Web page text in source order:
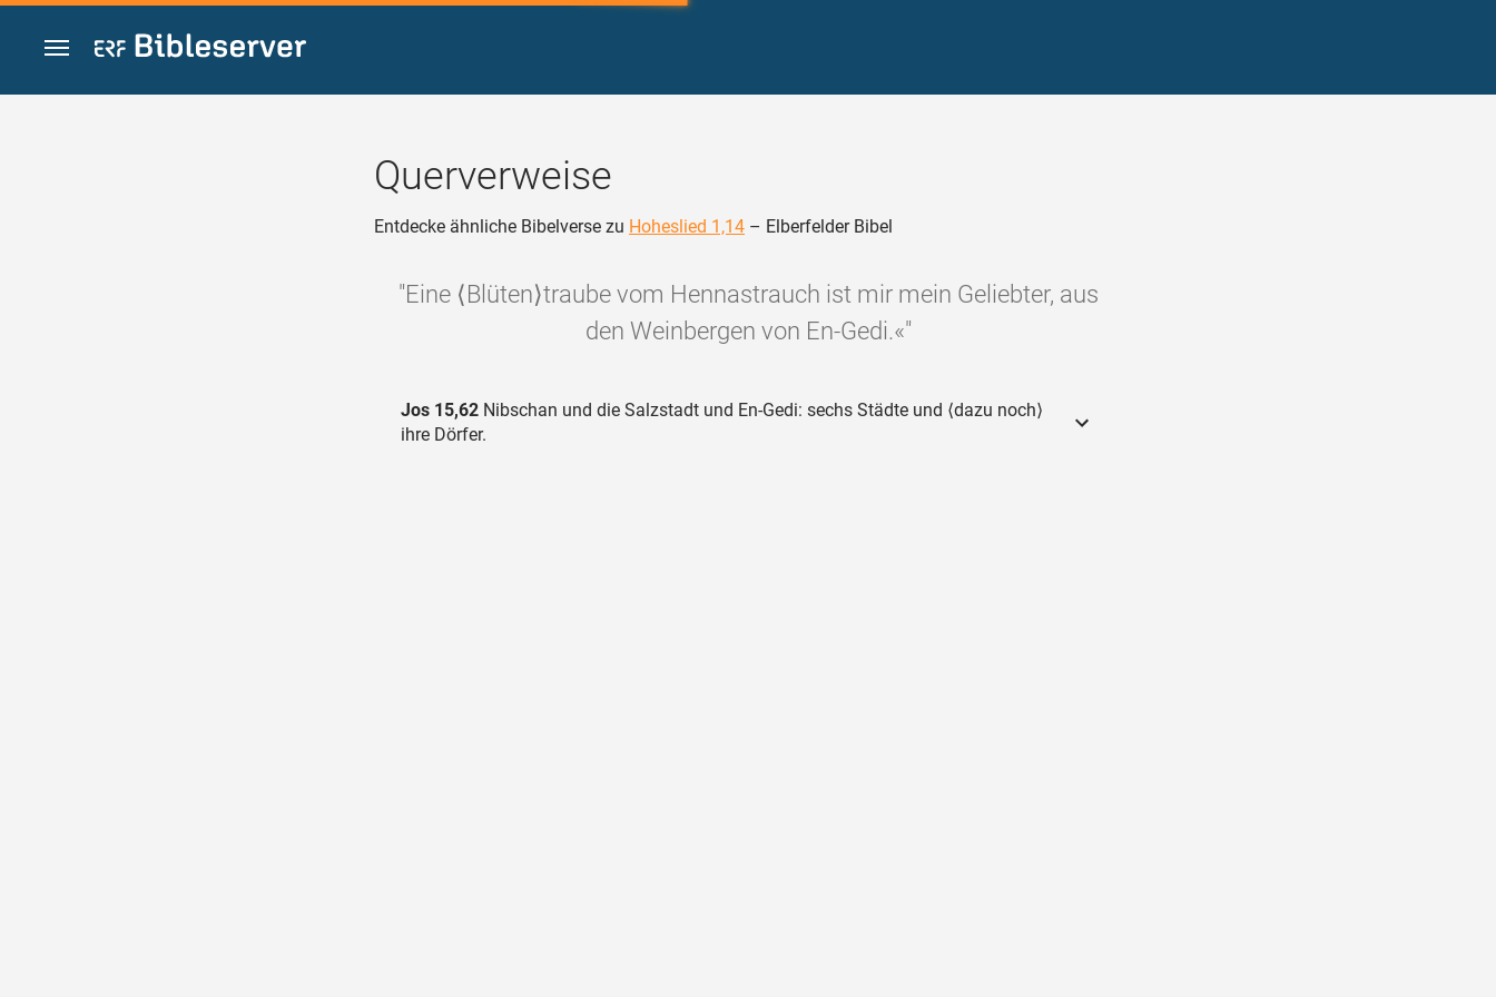
Zum Inhalt springen
Querverweise
Entdecke ähnliche Bibelverse zu Hoheslied 1,14 – Elberfelder Bibel
"Eine ⟨Blüten⟩traube vom Hennastrauch ist mir mein Geliebter, aus
den Weinbergen von En-Gedi.«"
Jos 15,62 Nibschan und die Salzstadt und En-Gedi: sechs Städte und ⟨dazu noch⟩
ihre Dörfer.